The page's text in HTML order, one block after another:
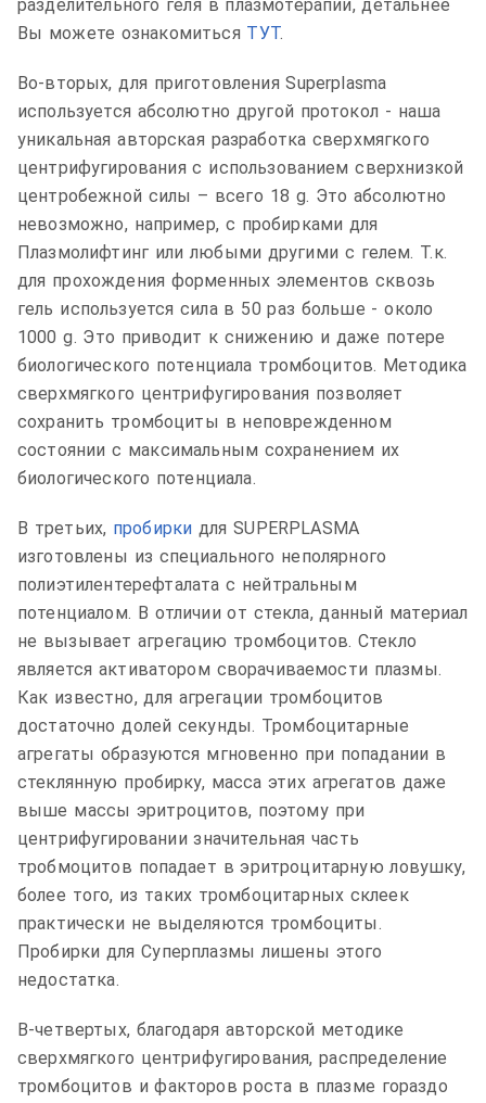
разделительного геля в плазмотерапии, детальнее
Вы можете ознакомиться ТУТ.
Во-вторых, для приготовленияSuperplasma
используется абсолютно другой протокол - наша
уникальная авторская разработка сверхмягкого
центрифугирования с использованием сверхнизкой
центробежной силы – всего 18 g. Это абсолютно
невозможно, например, с пробирками для
Плазмолифтинг или любыми другими с гелем. Т.к.
для прохождения форменных элементов сквозь
гель используется сила в 50 раз больше - около
1000g. Это приводит к снижению и даже потере
биологического потенциала тромбоцитов. Методика
сверхмягкого центрифугирования позволяет
сохранить тромбоциты в неповрежденном
состоянии с максимальным сохранением их
биологического потенциала.
В третьих, пробирки дляSUPERPLASMA
изготовлены из специального неполярного
полиэтилентерефталата с нейтральным
потенциалом. В отличии от стекла, данный материал
не вызывает агрегацию тромбоцитов. Стекло
является активатором сворачиваемости плазмы.
Как известно, для агрегации тромбоцитов
достаточно долей секунды. Тромбоцитарные
агрегаты образуются мгновенно при попадании в
стеклянную пробирку, масса этих агрегатов даже
выше массы эритроцитов, поэтому при
центрифугировании значительная часть
тробмоцитов попадает в эритроцитарную ловушку,
более того, из таких тромбоцитарных склеек
практически не выделяются тромбоциты.
Пробирки для Суперплазмы лишены этого
недостатка.
В-четвертых, благодаря авторской методике
сверхмягкого центрифугирования, распределение
тромбоцитов и факторов роста в плазме гораздо